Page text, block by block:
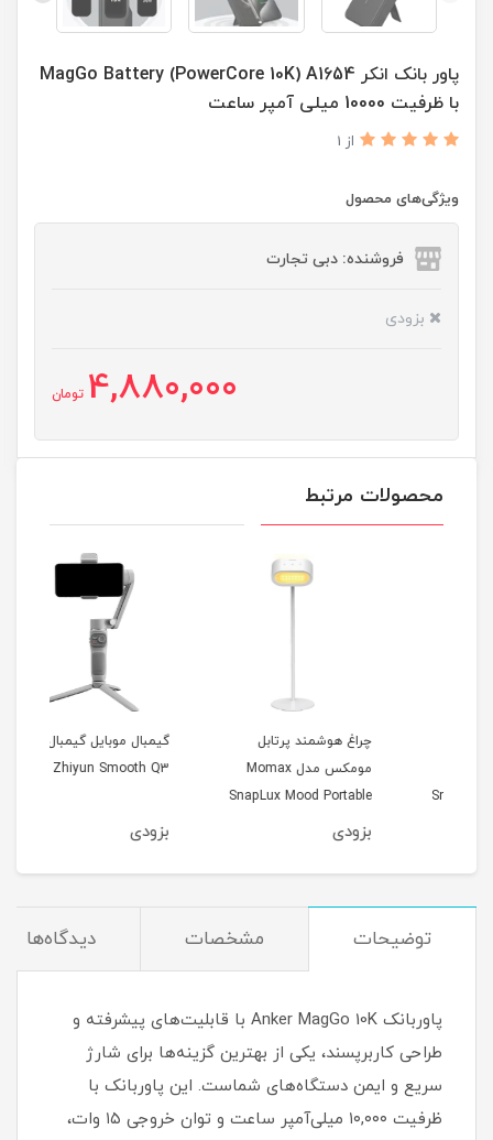
پاور بانک انکر MagGo Battery (PowerCore 10K) A1654
با ظرفیت 10000 میلی آمپر ساعت
از 1
ویژگی‌های محصول
فروشنده: دبی تجارت
بزودی
4,880,000 تومان
محصولات مرتبط
چراغ هوشمند پرتابل
مومکس مدل Momax
SnapLux Mood Portable
گیمبال موبایل گیمبال
Zhiyun Smooth Q3
توضیحات مشخصات دیدگاه‌ها
پاوربانک Anker MagGo 10K با قابلیت‌های پیشرفته و
طراحی کاربرپسند، یکی از بهترین گزینه‌ها برای شارژ
سریع و ایمن دستگاه‌های شماست. این پاوربانک با
ظرفیت ۱۰,۰۰۰ میلی‌آمپر ساعت و توان خروجی ۱۵ وات،